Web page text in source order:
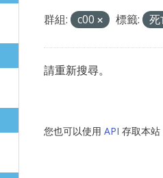
群組: c00 標籤: 死
請重新搜尋。
您也可以使用 API 存取本